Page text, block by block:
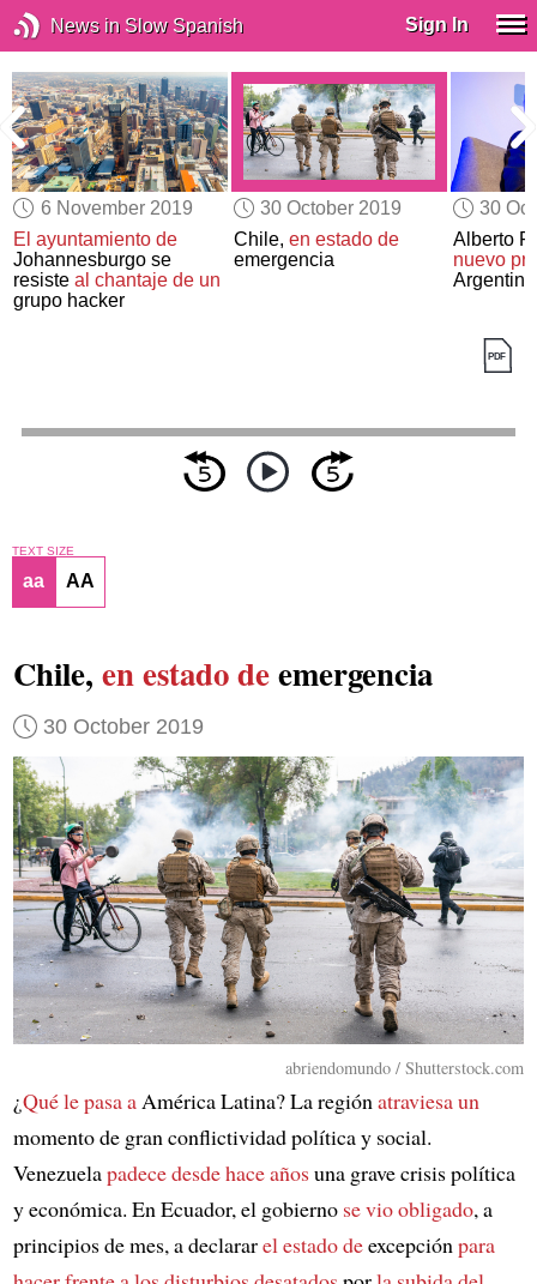
News in Slow Spanish Sign In
6 November 2019
El ayuntamiento de
Johannesburgo se
resisteal chantaje de un
grupo hacker
30 October 2019
Chile, en estado de
emergencia
30
Alberto
nuevo
Argentina
TEXT SIZE
aa AA
Chile, en estado deemergencia
30 October 2019
abriendomundo / Shutterstock.com
¿Qué le pasa aAmérica Latina? La regiónatraviesa un
momento de gran conflictividad política y social.
Venezuelapadece desde hace añosuna grave crisis política
y económica. En Ecuador, el gobierno se vio obligado, a
principios de mes, a declararel estado deexcepciónpara